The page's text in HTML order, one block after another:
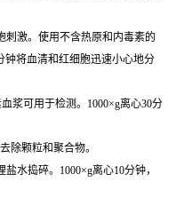
刺激。使用不含热原和内毒素的
钟将血清和红细胞迅速小心地分
浆可用于检测。1000×g离心30分
除颗粒和聚合物。
水捣碎。1000×g离心10分钟，